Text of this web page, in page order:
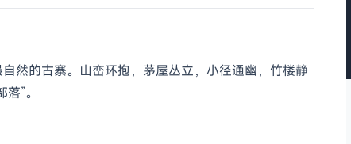
然的古寨。山峦环抱，茅屋丛立，小径通幽，竹楼静
”。